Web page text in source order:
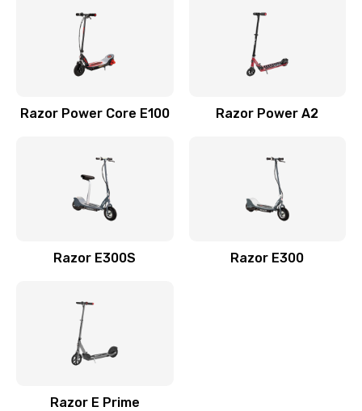
Razor Power Core E100 Razor Power A2
Razor E300S Razor E300
Razor E Prime